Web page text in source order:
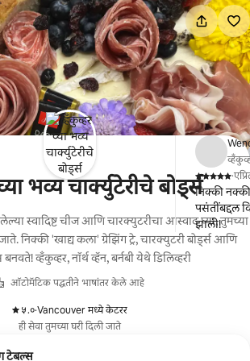
भव्य चार्क्युटेरीचे बोर्ड्स
स्वादिष्ट चीज आणि चारक्युटरीचा आस्वाद घ्या, तुमच्या
निक्की 'खाद्य कला' ग्रेझिंग ट्रे, चारक्युटरी बोर्ड्स आणि
व्हँकुव्हर, नॉर्थ व्हॅन, बर्नबी येथे डिलिव्हरी
ऑटोमॅटिक पद्धतीने भाषांतर केले आहे
५.०
,
·Vancouver मध्ये केटरर
ही सेवा तुमच्या घरी दिली जाते
टेबल्स
,
·
निक्की
पसंतींबद्दल
झाली!